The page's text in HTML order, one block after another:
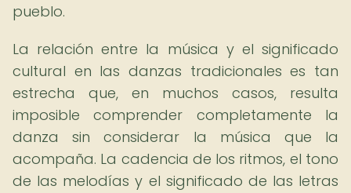
pueblo.
La relación entre la música y el significado
cultural en las danzas tradicionales es tan
estrecha que, en muchos casos, resulta
imposible comprender completamente la
danza sin considerar la música que la
acompaña. La cadencia de los ritmos, el tono
de las melodías y el significado de las letras